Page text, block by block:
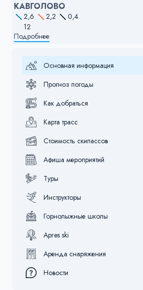
КАВГОЛОВО
2,6 2,2
0,4
12
Подробнее
Основная информация
Прогноз погоды
Как добраться
Карта трасс
Стоимость скипассов
Афиша мероприятий
Туры
Инструкторы
Горнолыжные школы
Apres ski
Аренда снаряжения
Новости